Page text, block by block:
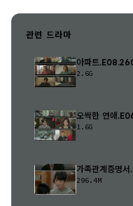
관련 드라마
아파트
2.6G
오싹한 연애
1.6G
가족관계증명
296.4M